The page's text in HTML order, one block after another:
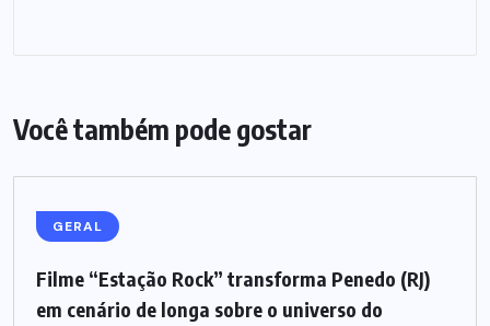
Você também pode gostar
GERAL
Filme “Estação Rock” transforma Penedo (RJ)
em cenário de longa sobre o universo do